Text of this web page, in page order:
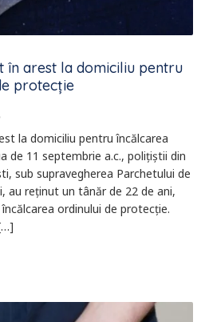
în arest la domiciliu pentru
protecție
la domiciliu pentru încălcarea
de 11 septembrie a.c., polițiștii din
sub supravegherea Parchetului de
au reținut un tânăr de 22 de ani,
ordinului de protecție.